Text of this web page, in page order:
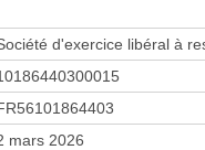
d'exercice libéral à
mars 2026